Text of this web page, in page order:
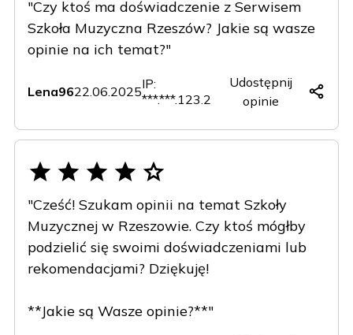
"Czy ktoś ma doświadczenie z Serwisem
Szkoła Muzyczna Rzeszów? Jakie są wasze
opinie na ich temat?"
Lena9622.06.2025IP:
***.***.123.2
Facebook
(Twitter)
LinkedIn
Udostępnij
opinie
"Cześć! Szukam opinii na temat Szkoły
Muzycznej w Rzeszowie. Czy ktoś mógłby
podzielić się swoimi doświadczeniami lub
rekomendacjami? Dziękuję!
**Jakie są Wasze opinie?**"